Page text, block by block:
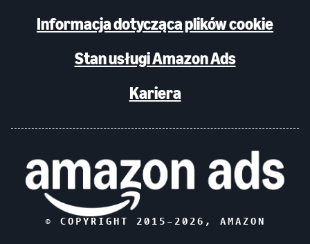
Informacja dotycząca plików cookie
Stan usługi Amazon Ads
Kariera
© COPYRIGHT 2015– 2026 , AMAZON